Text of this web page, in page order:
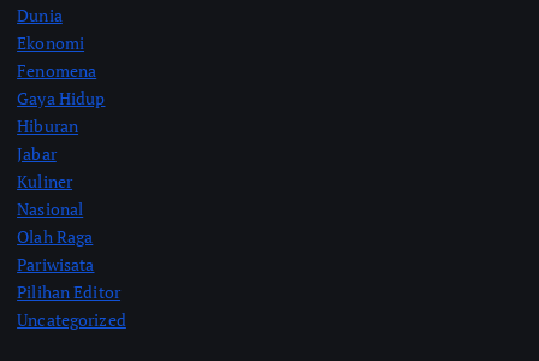
Dunia
Ekonomi
Fenomena
Gaya Hidup
Hiburan
Jabar
Kuliner
Nasional
Olah Raga
Pariwisata
Pilihan Editor
Uncategorized